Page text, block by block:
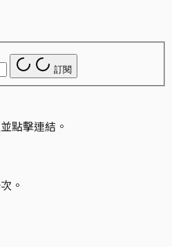
訂閱
點擊連結。
。